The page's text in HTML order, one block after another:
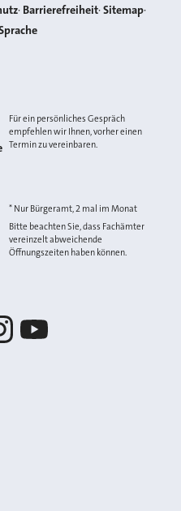
Barrierefreiheit Sitemap
Für ein persönliches Gespräch
empfehlen wir Ihnen, vorher einen
Termin zu vereinbaren.
* Nur Bürgeramt, 2 mal im Monat
Bitte beachten Sie, dass Fachämter
vereinzelt abweichende
Öffnungszeiten haben können.